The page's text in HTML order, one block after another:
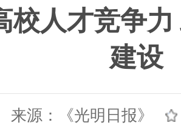
校人才竞争
建设
来源：《光明日报》